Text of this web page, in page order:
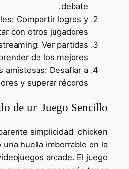
debate.
Compartir logros y
con otros jugadores.
Ver partidas
de los mejores.
amistosas: Desafiar a
y superar récords.
de un Juego Sencillo
simplicidad, chicken
una huella imborrable en la
arcade. El juego